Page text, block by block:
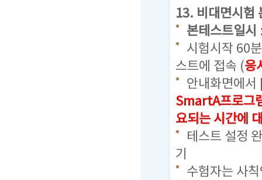
13. 비대면시험
본테스트일시
시험시작 60
스트에 접속 (응
안내화면에서
SmartA프로그
요되는 시간에
테스트 설정
기
수험자는 사